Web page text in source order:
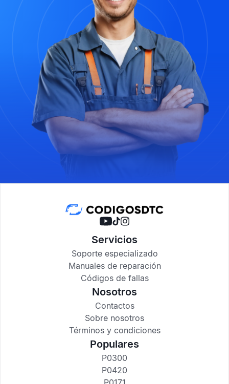
Servicios
Soporte especializado
Manuales de reparación
Códigos de fallas
Nosotros
Contactos
Sobre nosotros
Términos y condiciones
Populares
P0300
P0420